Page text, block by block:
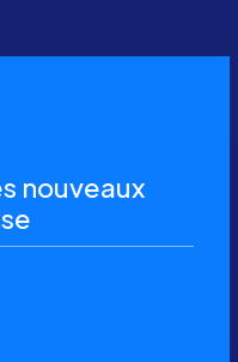
nouveaux